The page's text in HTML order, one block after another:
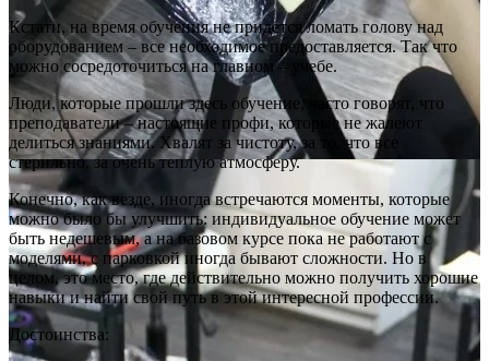
Кстати, на время обучения не придется ломать голову над
оборудованием – все необходимое предоставляется. Так что
можно сосредоточиться на главном – учебе.
Люди, которые прошли здесь обучение, часто говорят, что
преподаватели – настоящие профи, которые не жалеют
делиться знаниями. Хвалят за чистоту, за то, что все
стерильно, за очень теплую атмосферу.
Конечно, как везде, иногда встречаются моменты, которые
можно было бы улучшить: индивидуальное обучение может
быть недешевым, а на базовом курсе пока не работают с
моделями, с парковкой иногда бывают сложности. Но в
целом, это место, где действительно можно получить хорошие
навыки и найти свой путь в этой интересной профессии.
Достоинства: